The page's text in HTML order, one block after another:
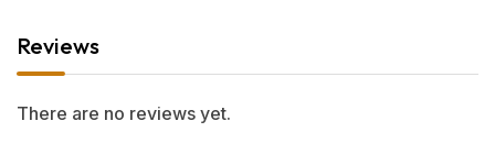
Reviews
There are no reviews yet.